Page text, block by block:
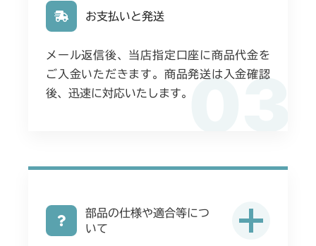
03
お支払いと発送
メール返信後、当店指定口座に商品代金を
ご入金いただきます。商品発送は入金確認
後、迅速に対応いたします。
部品の仕様や適合等につ
いて